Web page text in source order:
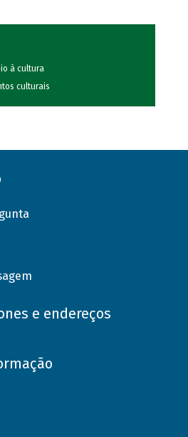
à cultura
culturais
e endereços